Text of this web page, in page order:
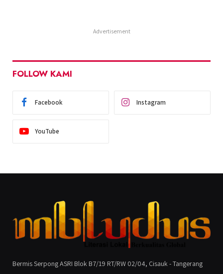
Advertisement
FOLLOW KAMI
Facebook Instagram
YouTube
Bermis Serpong ASRI Blok B7/19 RT/RW 02/04, Cisauk - Tangerang